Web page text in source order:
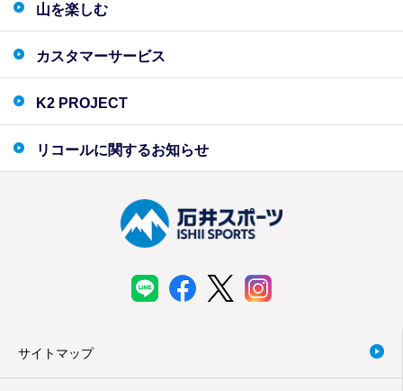
山を楽しむ
カスタマーサービス
K2 PROJECT
リコールに関するお知らせ
サイトマップ